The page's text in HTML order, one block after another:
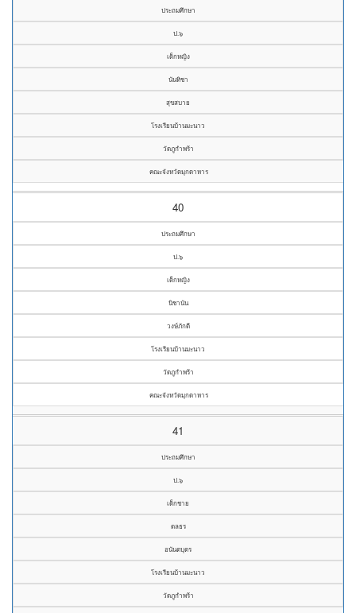
ประถมศึกษา
ป.๖
เด็กหญิง
นันทิชา
สุขสบาย
โรงเรียนบ้านมะนาว
วัดภูกำพร้า
คณะจังหวัดมุกดาหาร
40
ประถมศึกษา
ป.๖
เด็กหญิง
นิชานัน
วงษ์ภักดี
โรงเรียนบ้านมะนาว
วัดภูกำพร้า
คณะจังหวัดมุกดาหาร
41
ประถมศึกษา
ป.๖
เด็กชาย
ดลธร
อนันตบุตร
โรงเรียนบ้านมะนาว
วัดภูกำพร้า